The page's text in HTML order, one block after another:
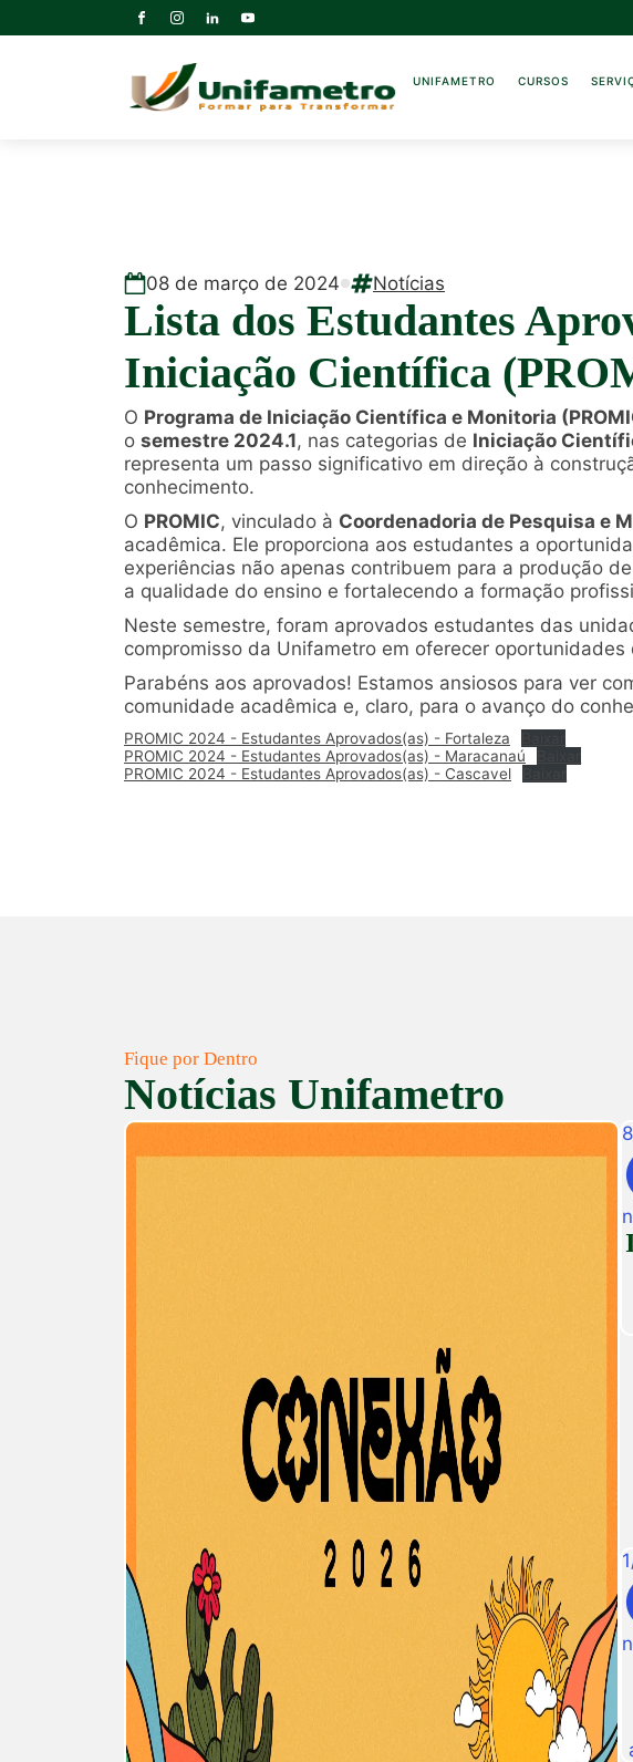
UNIFAMETRO CURSOS
08 de março de 2024 Notícias
Lista dos Estudantes
Iniciação Científica
O Programa de Iniciação Científica e Monitoria
o semestre 2024.1, nas categorias de Iniciação
representa um passo significativo em direção à
conhecimento.
O PROMIC, vinculado à Coordenadoria de Pesquisa e
acadêmica. Ele proporciona aos estudantes a
experiências não apenas contribuem para a produção
a qualidade do ensino e fortalecendo a formação
Neste semestre, foram aprovados estudantes das
compromisso da Unifametro em oferecer
Parabéns aos aprovados! Estamos ansiosos para ver
comunidade acadêmica e, claro, para o avanço do
PROMIC 2024 - Estudantes Aprovados(as) - Fortaleza
PROMIC 2024 - Estudantes Aprovados(as) - Maracanaú
PROMIC 2024 - Estudantes Aprovados(as) - Cascavel
Fique por Dentro
Notícias Unifametro
8
1